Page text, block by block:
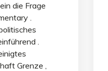
die Frage
.
.
Grenze ,